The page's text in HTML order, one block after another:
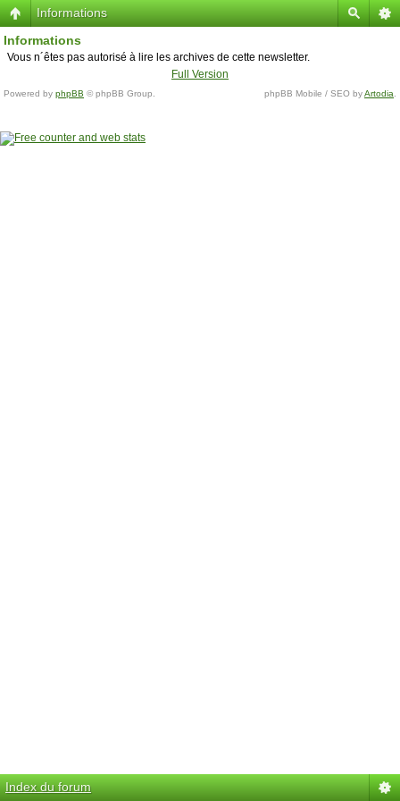
Informations
Informations
Vous n´êtes pas autorisé à lire les archives de cette newsletter.
Full Version
Powered by phpBB © phpBB Group. phpBB Mobile / SEO byArtodia
Index du forum